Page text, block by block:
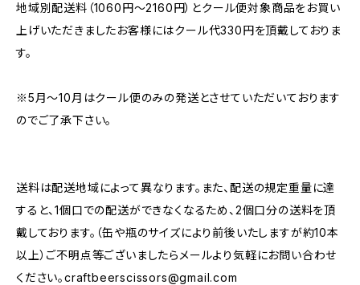
地域別配送料（1060円～2160円）とクール便対象商品をお買い
上げいただきましたお客様にはクール代330円を頂戴しておりま
す。
※5月～10月はクール便のみの発送とさせていただいております
のでご了承下さい。
送料は配送地域によって異なります。また、配送の規定重量に達
すると、1個口での配送ができなくなるため、2個口分の送料を頂
戴しております。（缶や瓶のサイズにより前後いたしますが約10本
以上）ご不明点等ございましたらメールより気軽にお問い合わせ
ください。craftbeerscissors@gmail.com